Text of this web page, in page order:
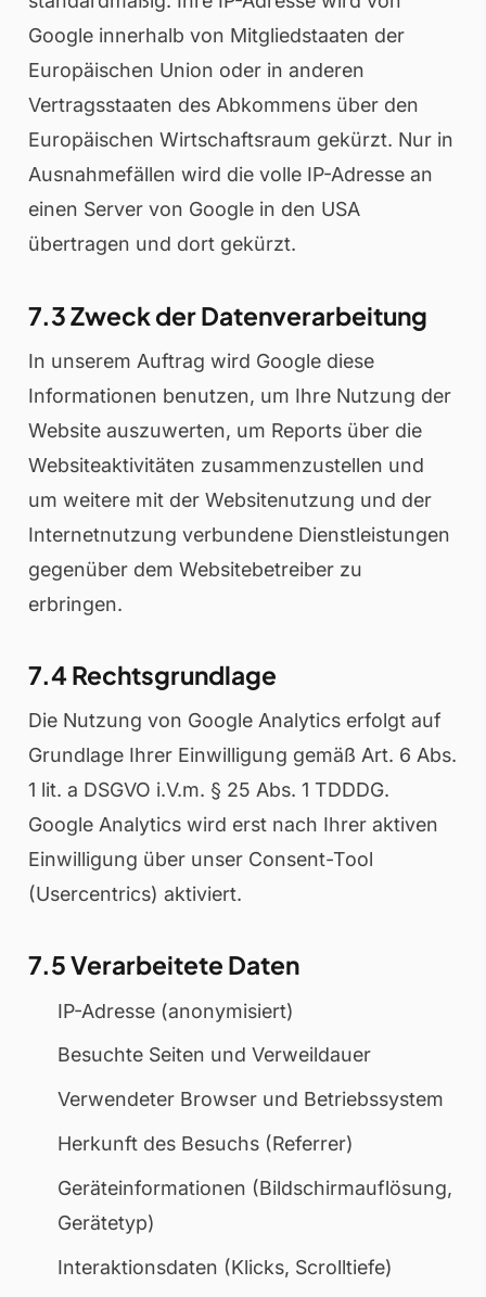
Google innerhalb von Mitgliedstaaten der
Europäischen Union oder in anderen
Vertragsstaaten des Abkommens über den
Europäischen Wirtschaftsraum gekürzt. Nur in
Ausnahmefällen wird die volle IP-Adresse an
einen Server von Google in den USA
übertragen und dort gekürzt.
7.3 Zweck der Datenverarbeitung
In unserem Auftrag wird Google diese
Informationen benutzen, um Ihre Nutzung der
Website auszuwerten, um Reports über die
Websiteaktivitäten zusammenzustellen und
um weitere mit der Websitenutzung und der
Internetnutzung verbundene Dienstleistungen
gegenüber dem Websitebetreiber zu
erbringen.
7.4 Rechtsgrundlage
Die Nutzung von Google Analytics erfolgt auf
Grundlage Ihrer Einwilligung gemäß Art. 6 Abs.
1 lit. a DSGVO i.V.m. § 25 Abs. 1 TDDDG.
Google Analytics wird erst nach Ihrer aktiven
Einwilligung über unser Consent-Tool
(Usercentrics) aktiviert.
7.5 Verarbeitete Daten
IP-Adresse (anonymisiert)
Besuchte Seiten und Verweildauer
Verwendeter Browser und Betriebssystem
Herkunft des Besuchs (Referrer)
Geräteinformationen (Bildschirmauflösung,
Gerätetyp)
Interaktionsdaten (Klicks, Scrolltiefe)